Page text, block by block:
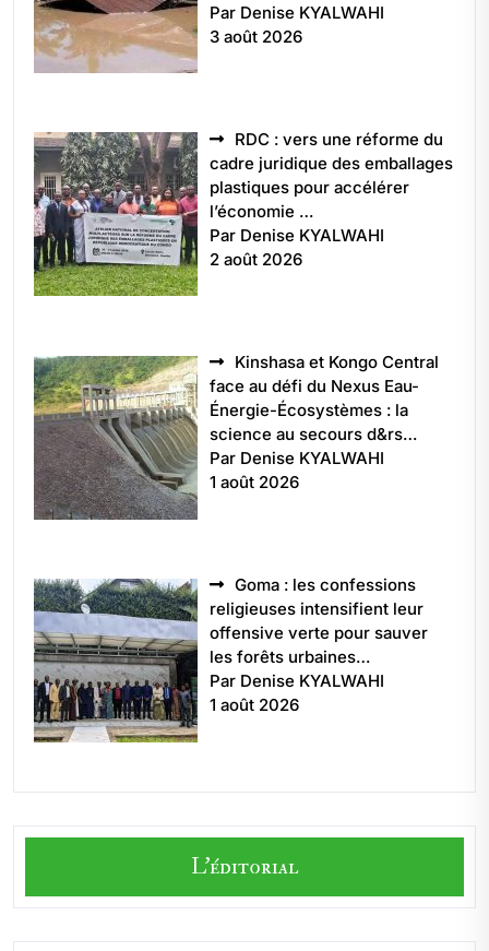
Par Denise KYALWAHI
3 août 2026
RDC : vers une réforme du
cadre juridique des emballages
plastiques pour accélérer
l’économie …
Par Denise KYALWAHI
2 août 2026
Kinshasa et Kongo Central
face au défi du Nexus Eau-
Énergie-Écosystèmes : la
science au secours d&rs…
Par Denise KYALWAHI
1 août 2026
Goma : les confessions
religieuses intensifient leur
offensive verte pour sauver
les forêts urbaines…
Par Denise KYALWAHI
1 août 2026
L'éditorial